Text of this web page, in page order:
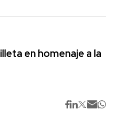
en homenaje a la